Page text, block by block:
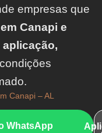
empresas que
Canapi e
aplicação,
Canapi – AL
WhatsApp